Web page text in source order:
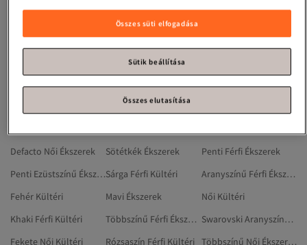
Trendyol Shoes Ékszerek Fehér Női Ékszerek
Bangles
Női Ékszerek
Fekete Férfi Kültéri
Happiness İstanbul Női Kültéri Narancs Ékszerek
Ekrü Férfi Kültéri
Defacto Női Ékszerek
Sötétkék Ékszerek
Penti Férfi Ékszerek
Penti Ezüstszínű ÉkszerekSárga Férfi Kültéri
Aranyszínű Férfi Ékszerek
Fehér Kültéri
Mavi Ékszerek
Női Kültéri
Khaki Férfi Kültéri
Többszínű Férfi Ékszerek
Swarovski Aranyszínű Szemüvegek És Szemüveg-kiegészítők
Fekete Női Kültéri
Rózsaszín Férfi Kültéri
Többszínű Női Ékszerek
Összes süti elfogadása
Sütik beállítása
Összes elutasítása